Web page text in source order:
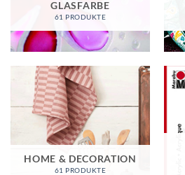
GLASFARBE
61 PRODUKTE
HOME & DECORATION
61 PRODUKTE